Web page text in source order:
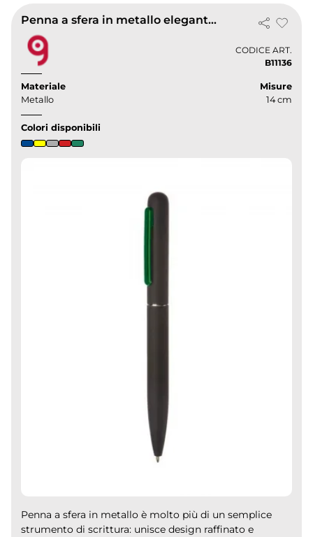
Penna a sfera in metallo elegante con scrittura scorrevole
CODICE ART.
B11136
Materiale
Metallo
Misure
14 cm
Colori disponibili
Penna a sfera in metallo è molto più di un semplice
strumento di scrittura: unisce design raffinato e